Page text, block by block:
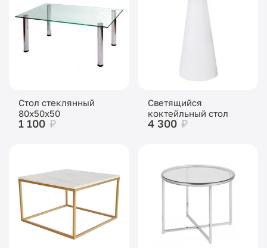
Стол стеклянный
80x50x50
1 100 ₽
Светящийся
коктейльный стол
4 300 ₽